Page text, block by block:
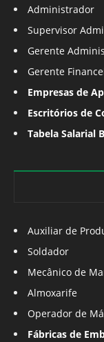
Administrador
Supervisor
Gerente
Gerente
Empresas de
Escritórios de
Tabela Salarial
Auxiliar de
Soldador
Mecânico de
Almoxarife
Operador de
Fábricas de